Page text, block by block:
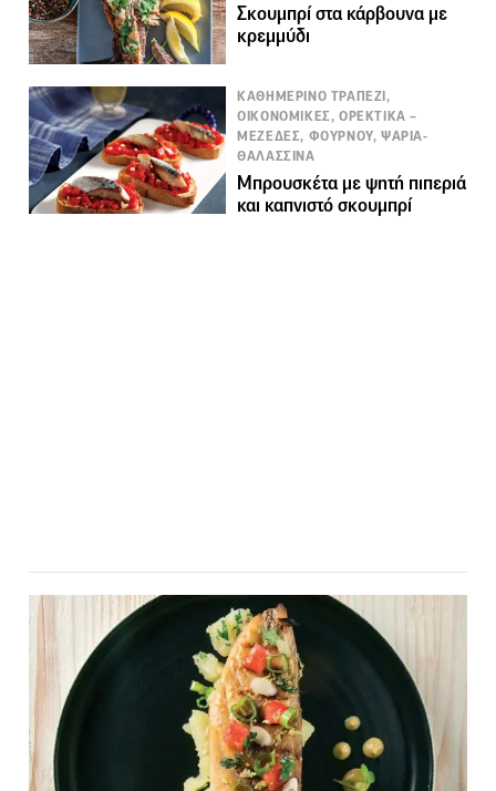
Σκουμπρί στα κάρβουνα με
κρεμμύδι
ΚΑΘΗΜΕΡΙΝΟ ΤΡΑΠΕΖΙ,
ΟΙΚΟΝΟΜΙΚΕΣ, ΟΡΕΚΤΙΚΑ –
ΜΕΖΕΔΕΣ, ΦΟΥΡΝΟΥ, ΨΑΡΙΑ-
ΘΑΛΑΣΣΙΝΑ
Μπρουσκέτα με ψητή πιπεριά
και καπνιστό σκουμπρί